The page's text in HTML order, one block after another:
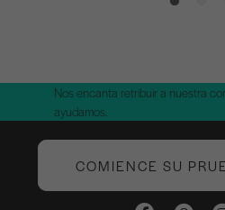
Nos encanta retribuir a nuestra
ayudamos.
COMIENCE SU